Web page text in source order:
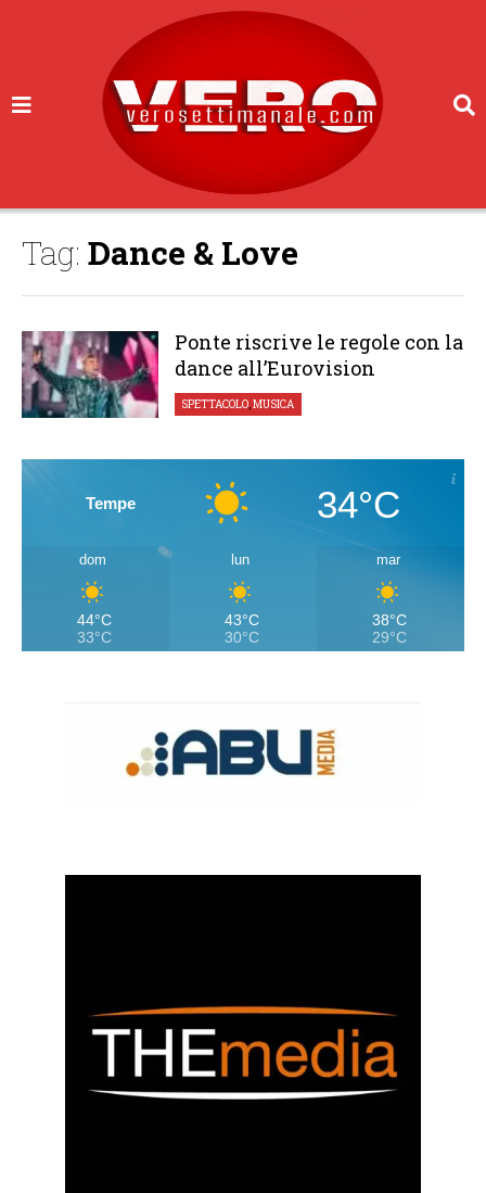
Tag: Dance & Love
Ponte riscrive le regole con la
dance all’Eurovision
SPETTACOLO,MUSICA
Tempe 34°C
dom
44°C
33°C
lun
43°C
30°C
mar
38°C
29°C